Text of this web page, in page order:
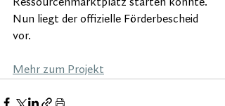
Ressourcenmarktplatz starten konnte.
Nun liegt der offizielle Förderbescheid
vor.
Mehr zum Projekt